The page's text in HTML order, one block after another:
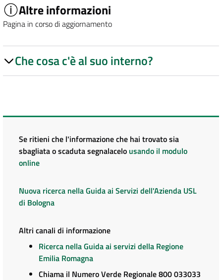
Altre informazioni
Pagina in corso di aggiornamento
Che cosa c'è al suo interno?
Se ritieni che l'informazione che hai trovato sia
sbagliata o scaduta segnalacelo usando il modulo
online
Nuova ricerca nella Guida ai Servizi dell'Azienda USL
di Bologna
Altri canali di informazione
Ricerca nella Guida ai servizi della Regione
Emilia Romagna
Chiama il Numero Verde Regionale 800 033033